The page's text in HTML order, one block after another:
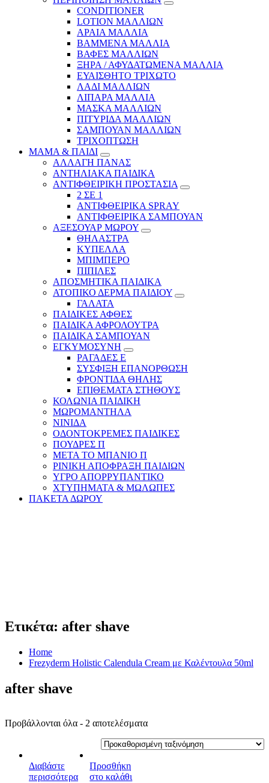
CONDITIONER
LOTION ΜΑΛΛΙΩΝ
ΑΡΑΙΑ ΜΑΛΛΙΑ
ΒΑΜΜΕΝΑ ΜΑΛΛΙΑ
ΒΑΦΕΣ ΜΑΛΛΙΩΝ
ΞΗΡΑ / ΑΦΥΔΑΤΩΜΕΝΑ ΜΑΛΛΙΑ
ΕΥΑΙΣΘΗΤΟ ΤΡΙΧΩΤΟ
ΛΑΔΙ ΜΑΛΛΙΩΝ
ΛΙΠΑΡΑ ΜΑΛΛΙΑ
ΜΑΣΚΑ ΜΑΛΛΙΩΝ
ΠΙΤΥΡΙΔΑ ΜΑΛΛΙΩΝ
ΣΑΜΠΟΥΑΝ ΜΑΛΛΙΩΝ
ΤΡΙΧΟΠΤΩΣΗ
ΜΑΜΑ & ΠΑΙΔΙ
ΑΛΛΑΓΗ ΠΑΝΑΣ
ΑΝΤΗΛΙΑΚΑ ΠΑΙΔΙΚΑ
ΑΝΤΙΦΘΕΙΡΙΚΗ ΠΡΟΣΤΑΣΙΑ
2 ΣΕ 1
ΑΝΤΙΦΘΕΙΡΙΚΑ SPRAY
ΑΝΤΙΦΘΕΙΡΙΚΑ ΣΑΜΠΟΥΑΝ
ΑΞΕΣΟΥΑΡ ΜΩΡΟΥ
ΘΗΛΑΣΤΡΑ
ΚΥΠΕΛΛΑ
ΜΠΙΜΠΕΡΟ
ΠΙΠΙΛΕΣ
ΑΠΟΣΜΗΤΙΚΑ ΠΑΙΔΙΚΑ
ΑΤΟΠΙΚΟ ΔΕΡΜΑ ΠΑΙΔΙΟΥ
ΓΑΛΑΤΑ
ΠΑΙΔΙΚΕΣ ΑΦΘΕΣ
ΠΑΙΔΙΚΑ ΑΦΡΟΛΟΥΤΡΑ
ΠΑΙΔΙΚΑ ΣΑΜΠΟΥΑΝ
ΕΓΚΥΜΟΣΥΝΗ
ΡΑΓΑΔΕΣ Ε
ΣΥΣΦΙΞΗ ΕΠΑΝΟΡΘΩΣΗ
ΦΡΟΝΤΙΔΑ ΘΗΛΗΣ
ΕΠΙΘΕΜΑΤΑ ΣΤΗΘΟΥΣ
ΚΟΛΩΝΙΑ ΠΑΙΔΙΚΗ
ΜΩΡΟΜΑΝΤΗΛΑ
ΝΙΝΙΔΑ
ΟΔΟΝΤΟΚΡΕΜΕΣ ΠΑΙΔΙΚΕΣ
ΠΟΥΔΡΕΣ Π
ΜΕΤΑ ΤΟ ΜΠΑΝΙΟ Π
ΡΙΝΙΚΗ ΑΠΟΦΡΑΞΗ ΠΑΙΔΙΩΝ
ΥΓΡΟ ΑΠΟΡΡΥΠΑΝΤΙΚΟ
ΧΤΥΠΗΜΑΤΑ & ΜΩΛΩΠΕΣ
ΠΑΚΕΤΑ ΔΩΡΟΥ
Ετικέτα: after shave
Home
Frezyderm Holistic Calendula Cream με Καλέντουλα 50ml
after shave
Προβάλλονται όλα - 2 αποτελέσματα
Διαβάστε
περισσότερα
Προσθήκη
στο καλάθι